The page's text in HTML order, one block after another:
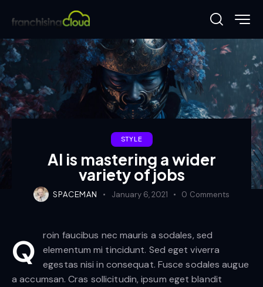
STYLE
AI is mastering a wider
variety of jobs
SPACEMAN January 6, 2021 0 Comments
Q
roin faucibus nec mauris a sodales, sed
elementum mi tincidunt. Sed eget viverra
egestas nisi in consequat. Fusce sodales augue
a accumsan. Cras sollicitudin, ipsum eget blandit